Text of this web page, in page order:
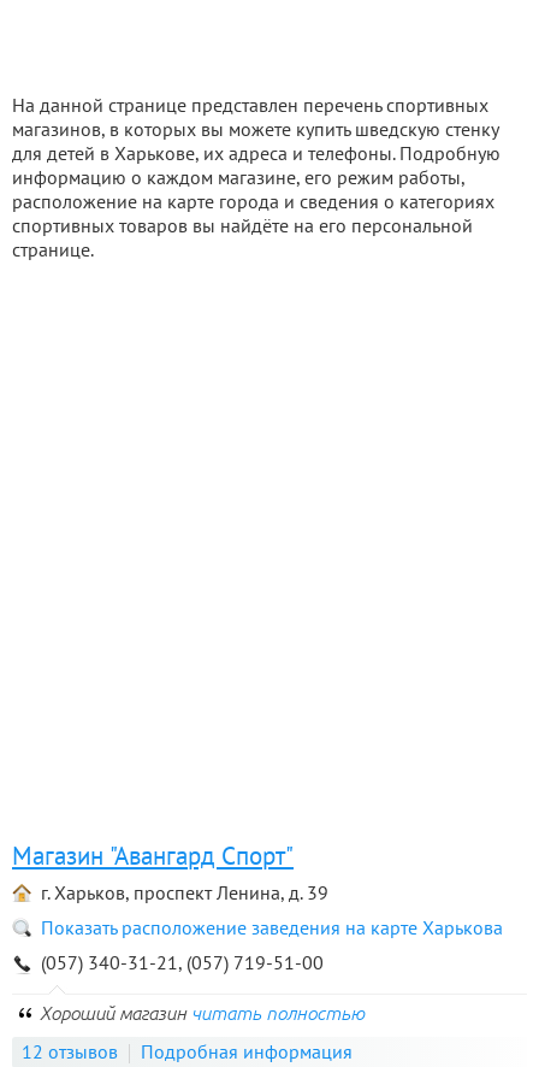
На данной странице представлен перечень спортивных
магазинов, в которых вы можете купить шведскую стенку
для детей в Харькове, их адреса и телефоны. Подробную
информацию о каждом магазине, его режим работы,
расположение на карте города и сведения о категориях
спортивных товаров вы найдёте на его персональной
странице.
Магазин "Авангард Спорт"
г. Харьков, проспект Ленина, д. 39
Показать расположение заведения на карте Харькова
(057) 340-31-21, (057) 719-51-00
Хороший магазин читать полностью
12 отзывов Подробная информация